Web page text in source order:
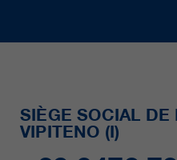
SIÈGE SOCIAL DE
VIPITENO (I)